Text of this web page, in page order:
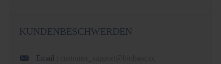
KUNDENBESCHWERDEN
 Email :